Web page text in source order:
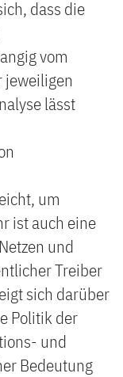
dass die
vom
jeweiligen
lässt
um
ist auch eine
und
Treiber
sich darüber
Politik der
und
Bedeutung